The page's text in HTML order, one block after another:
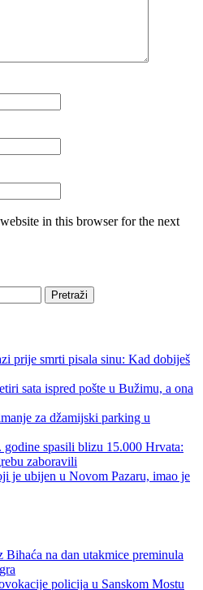
in this browser for the next
prije smrti pisala sinu: Kad dobiješ
sata ispred pošte u Bužimu, a ona
za džamijski parking u
spasili blizu 15.000 Hrvata:
zaboravili
je ubijen u Novom Pazaru, imao je
Bihaća na dan utakmice preminula
policija u Sanskom Mostu